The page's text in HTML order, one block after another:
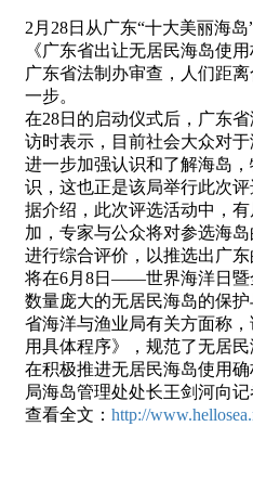
2月28日从广东“十大美丽海
《广东省出让无居民海岛使
广东省法制办审查，人们距
一步。
在28日的启动仪式后，广东
访时表示，目前社会大众对
进一步加强认识和了解海岛
识，这也正是该局举行此次评
据介绍，此次评选活动中，
加，专家与公众将对参选海
进行综合评价，以推选出广
将在6月8日——世界海洋日暨
数量庞大的无居民海岛的保
省海洋与渔业局有关方面称
用具体程序》，规范了无居
在积极推进无居民海岛使用
局海岛管理处处长王剑河向
查看全文： http://